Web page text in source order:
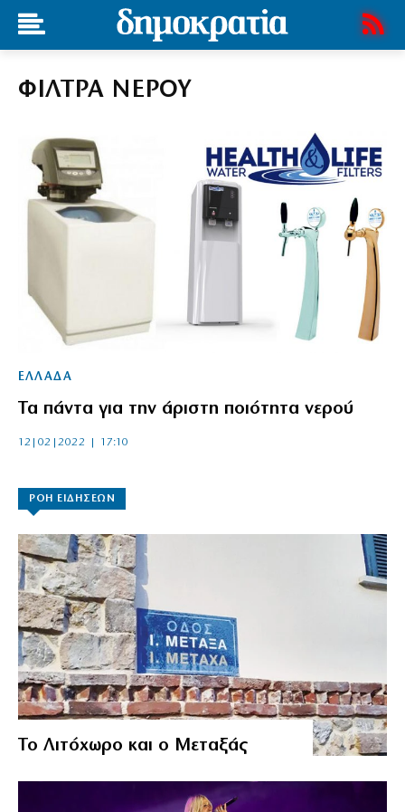
ΦΙΛΤΡΑ ΝΕΡΟΥ
ΕΛΛΑΔΑ
Τα πάντα για την άριστη ποιότητα νερού
12|02|2022 | 17:10
ΡΟΗ ΕΙΔΗΣΕΩΝ
Το Λιτόχωρο και ο Μεταξάς